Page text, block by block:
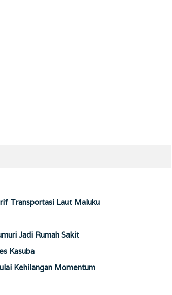
Transportasi Laut Maluku
Jadi Rumah Sakit
Kasuba
Kehilangan Momentum